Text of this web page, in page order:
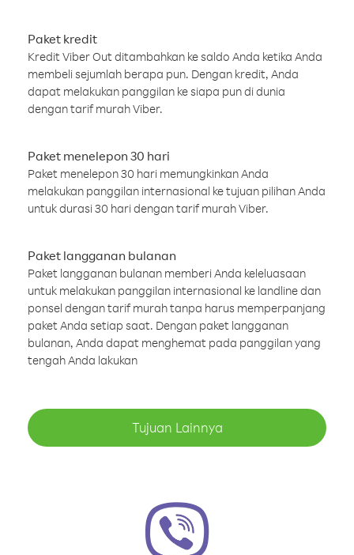
Paket kredit
Kredit Viber Out ditambahkan ke saldo Anda ketika Anda
membeli sejumlah berapa pun. Dengan kredit, Anda
dapat melakukan panggilan ke siapa pun di dunia
dengan tarif murah Viber.
Paket menelepon 30 hari
Paket menelepon 30 hari memungkinkan Anda
melakukan panggilan internasional ke tujuan pilihan Anda
untuk durasi 30 hari dengan tarif murah Viber.
Paket langganan bulanan
Paket langganan bulanan memberi Anda keleluasaan
untuk melakukan panggilan internasional ke landline dan
ponsel dengan tarif murah tanpa harus memperpanjang
paket Anda setiap saat. Dengan paket langganan
bulanan, Anda dapat menghemat pada panggilan yang
tengah Anda lakukan
Tujuan Lainnya